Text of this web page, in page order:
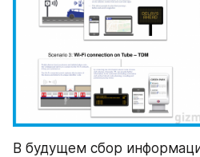
В будущем сбор